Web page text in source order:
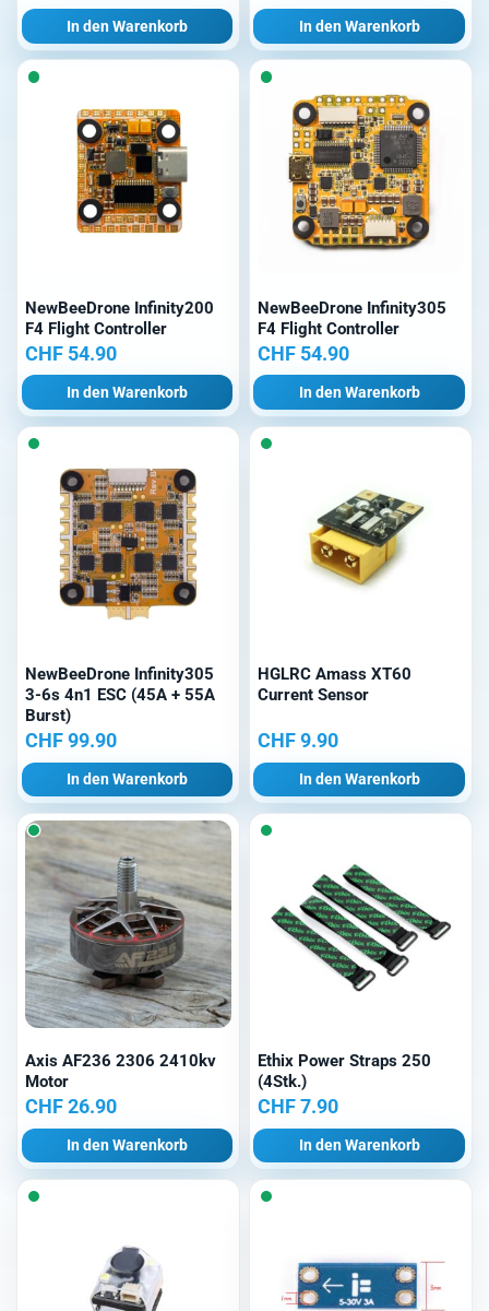
In den Warenkorb
Preis
war:
CHF 109.90
ist:
In den Warenkorb
NewBeeDrone Infinity200
F4 Flight Controller
CHF 54.90
In den Warenkorb
NewBeeDrone Infinity305
F4 Flight Controller
CHF54.90
In den Warenkorb
NewBeeDrone Infinity305
3-6s 4n1 ESC (45A + 55A
Burst)
CHF99.90
In den Warenkorb
HGLRC Amass XT60
Current Sensor
CHF9.90
In den Warenkorb
Axis AF236 2306 2410kv
Motor
CHF26.90
In den Warenkorb
Ethix Power Straps 250
(4Stk.)
CHF7.90
In den Warenkorb